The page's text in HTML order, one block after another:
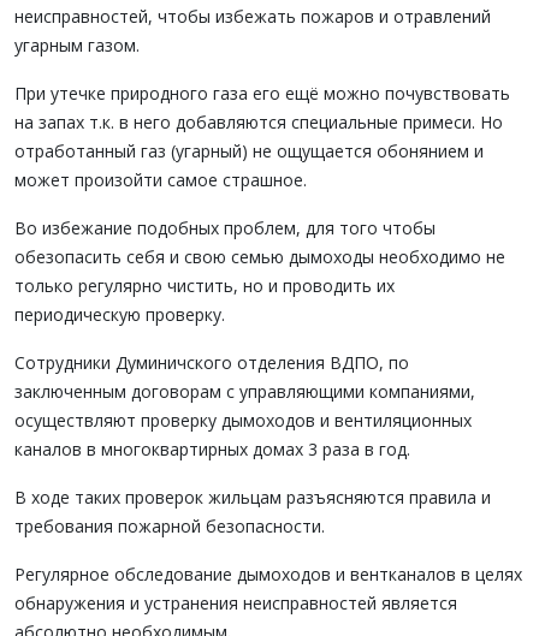
неисправностей, чтобы избежать пожаров и отравлений
угарным газом.
При утечке природного газа его ещё можно почувствовать
на запах т.к. в него добавляются специальные примеси. Но
отработанный газ (угарный) не ощущается обонянием и
может произойти самое страшное.
Во избежание подобных проблем, для того чтобы
обезопасить себя и свою семью дымоходы необходимо не
только регулярно чистить, но и проводить их
периодическую проверку.
Сотрудники Думиничского отделения ВДПО, по
заключенным договорам с управляющими компаниями,
осуществляют проверку дымоходов и вентиляционных
каналов в многоквартирных домах 3 раза в год.
В ходе таких проверок жильцам разъясняются правила и
требования пожарной безопасности.
Регулярное обследование дымоходов и вентканалов в целях
обнаружения и устранения неисправностей является